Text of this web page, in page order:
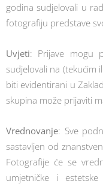
godina sudjelovali u
fotografiju predstave
Uvjeti: Prijave mogu
sudjelovali na (tekućim
biti evidentirani u
skupina može prijaviti
Vrednovanje: Sve
sastavljen od
Fotografije će se
umjetničke i